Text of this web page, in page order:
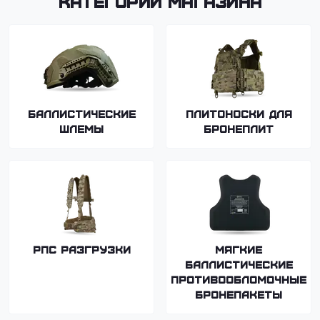
Баллистические
шлемы
Плитоноски для
бронеплит
РПС Разгрузки
Мягкие
баллистические
противообломочные
бронепакеты